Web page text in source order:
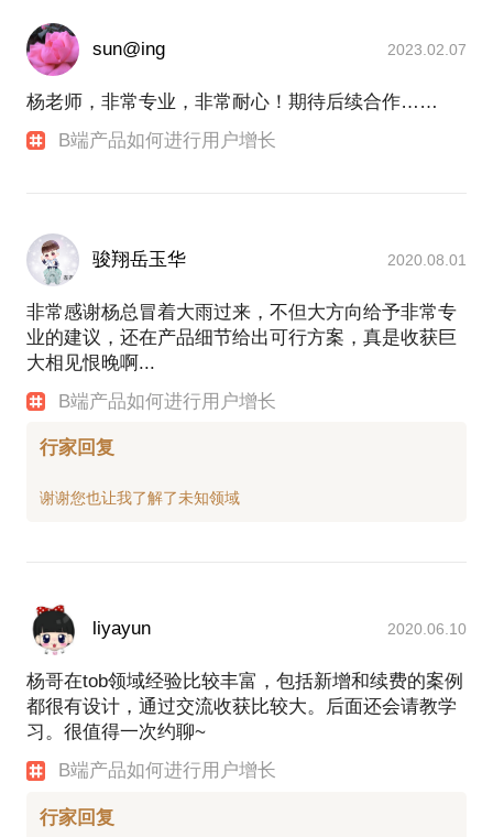
sun@ing 2023.02.07
杨老师，非常专业，非常耐心！期待后续合作……
B端产品如何进行用户增长
骏翔岳玉华 2020.08.01
非常感谢杨总冒着大雨过来，不但大方向给予非常专
业的建议，还在产品细节给出可行方案，真是收获巨
大相见恨晚啊...
B端产品如何进行用户增长
行家回复
liyayun 2020.06.10
杨哥在tob领域经验比较丰富，包括新增和续费的案例
都很有设计，通过交流收获比较大。后面还会请教学
习。很值得一次约聊~
B端产品如何进行用户增长
行家回复